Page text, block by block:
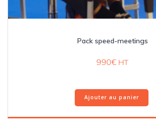
Pack speed-meetings
990€ HT
Ajouter au panier